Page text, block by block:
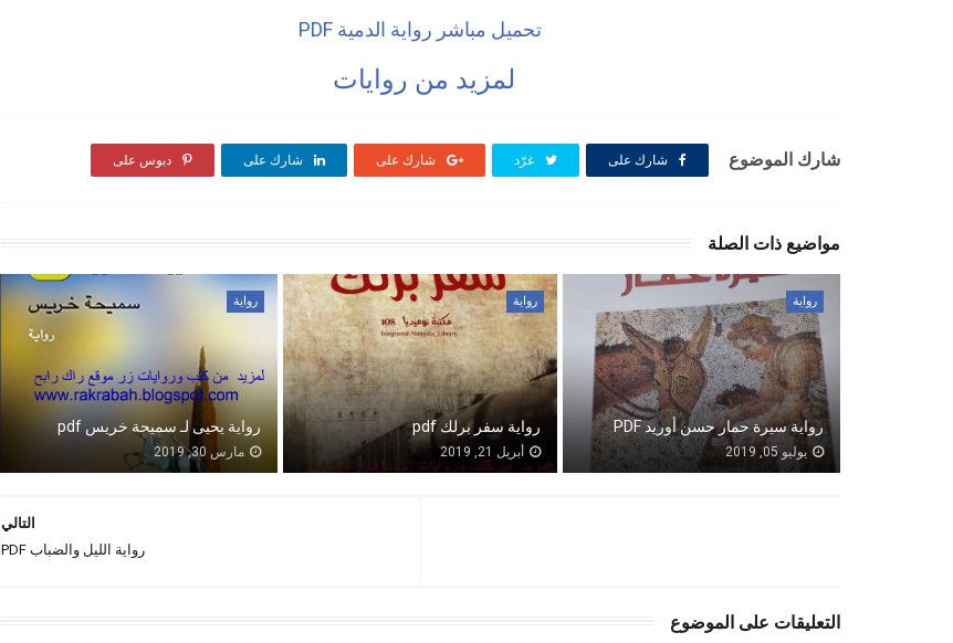
تحميل مباشر رواية الدمية PDF
لمزيد من روايات
شارك الموضوع شارك على غرّد شارك على شارك على دبوس على
مواضيع ذات الصلة
رواية
رواية سيرة حمار حسن أوريد PDF
يوليو 05, 2019
رواية
رواية سفر برلك pdf
أبريل 21, 2019
رواية
رواية يحيى لـ سميحة خريس pdf
مارس 30, 2019
التالي
رواية الليل والضباب PDF
التعليقات على الموضوع